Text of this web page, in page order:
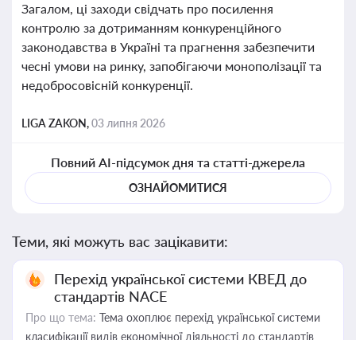
Загалом, ці заходи свідчать про посилення
контролю за дотриманням конкуренційного
законодавства в Україні та прагнення забезпечити
чесні умови на ринку, запобігаючи монополізації та
недобросовісній конкуренції.
LIGA ZAKON,03 липня 2026
Повний AI-підсумок дня та статті-джерела
ОЗНАЙОМИТИСЯ
Теми, які можуть вас зацікавити:
Перехід української системи КВЕД до
стандартів NACE
Про що тема: Тема охоплює перехід української системи
класифікації видів економічної діяльності до стандартів